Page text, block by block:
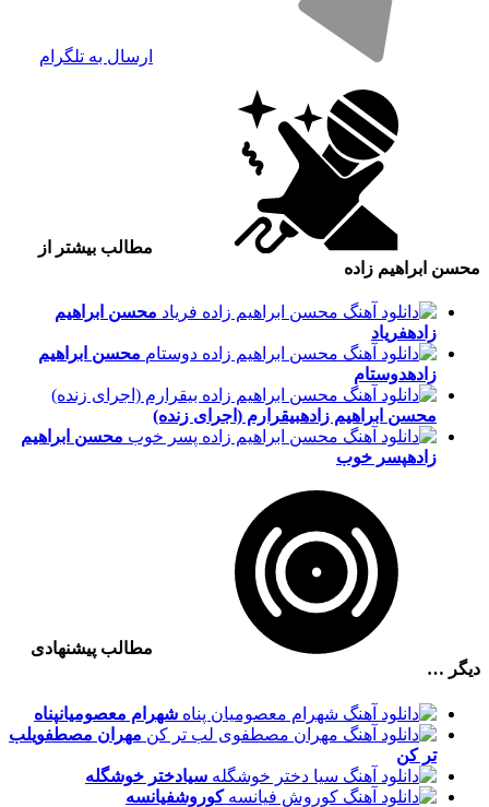
ارسال به تلگرام
مطالب بیشتر از
محسن ابراهیم زاده
محسن ابراهیم
زادهفریاد
محسن ابراهیم
زادهدوستام
محسن ابراهیم زادهبیقرارم (اجرای زنده)
محسن ابراهیم
زادهپسر خوب
مطالب پیشنهادی
دیگر …
شهرام معصومیانپناه
مهران مصطفویلب
تر کن
سیادختر خوشگله
کوروشفیانسه